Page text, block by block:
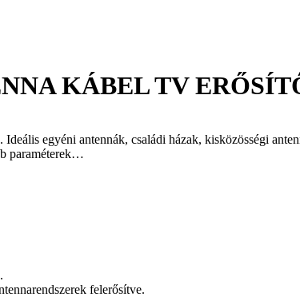
KÁBEL TV
egyéni antennák, családi házak, kisközösségi
paraméterek…
felerősítve.